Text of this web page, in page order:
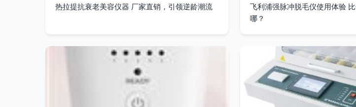
热拉提抗衰老美容仪器 厂家直销，引领逆龄潮流
飞利浦强脉冲脱毛仪使用体验
哪？